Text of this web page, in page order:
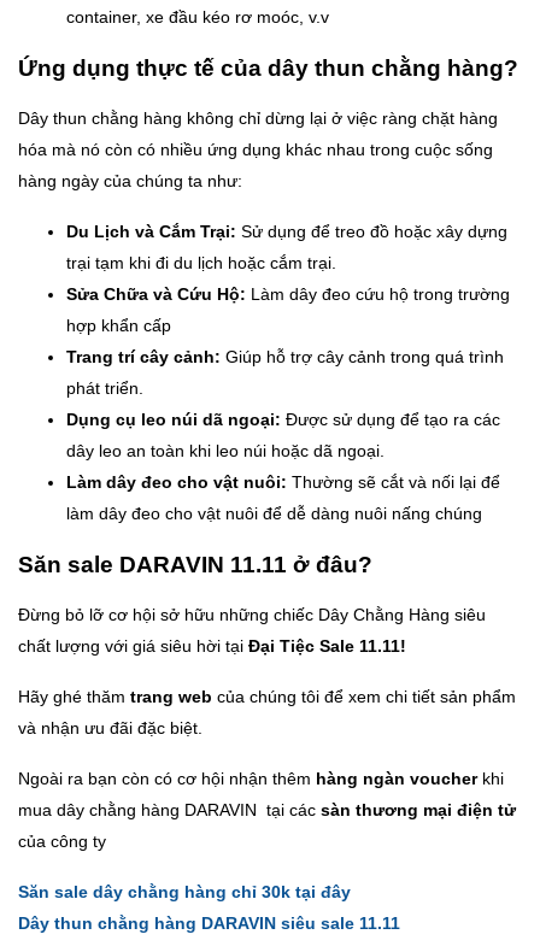
container, xe đầu kéo rơ moóc, v.v
Ứng dụng thực tế của dây thun chằng hàng?
Dây thun chằng hàng không chỉ dừng lại ở việc ràng chặt hàng
hóa mà nó còn có nhiều ứng dụng khác nhau trong cuộc sống
hàng ngày của chúng ta như:
Du Lịch và Cắm Trại: Sử dụng để treo đồ hoặc xây dựng
trại tạm khi đi du lịch hoặc cắm trại.
Sửa Chữa và Cứu Hộ: Làm dây đeo cứu hộ trong trường
hợp khẩn cấp
Trang trí cây cảnh: Giúp hỗ trợ cây cảnh trong quá trình
phát triển.
Dụng cụ leo núi dã ngoại: Được sử dụng để tạo ra các
dây leo an toàn khi leo núi hoặc dã ngoại.
Làm dây đeo cho vật nuôi: Thường sẽ cắt và nối lại để
làm dây đeo cho vật nuôi để dễ dàng nuôi nấng chúng
Săn sale DARAVIN 11.11 ở đâu?
Đừng bỏ lỡ cơ hội sở hữu những chiếc Dây Chằng Hàng siêu
chất lượng với giá siêu hời tại Đại Tiệc Sale 11.11!
Hãy ghé thăm trang web của chúng tôi để xem chi tiết sản phẩm
và nhận ưu đãi đặc biệt.
Ngoài ra bạn còn có cơ hội nhận thêm hàng ngàn voucherkhi
mua dây chằng hàng DARAVIN tại các sàn thương mại điện tử
của công ty
Săn sale dây chằng hàng chỉ 30k tại đây
Dây thun chằng hàng DARAVIN siêu sale 11.11